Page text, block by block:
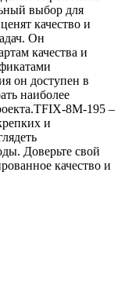
выбор для
качество и
Он
качества и
он доступен в
наиболее
8M-195 –
и
Доверьте свой
качество и